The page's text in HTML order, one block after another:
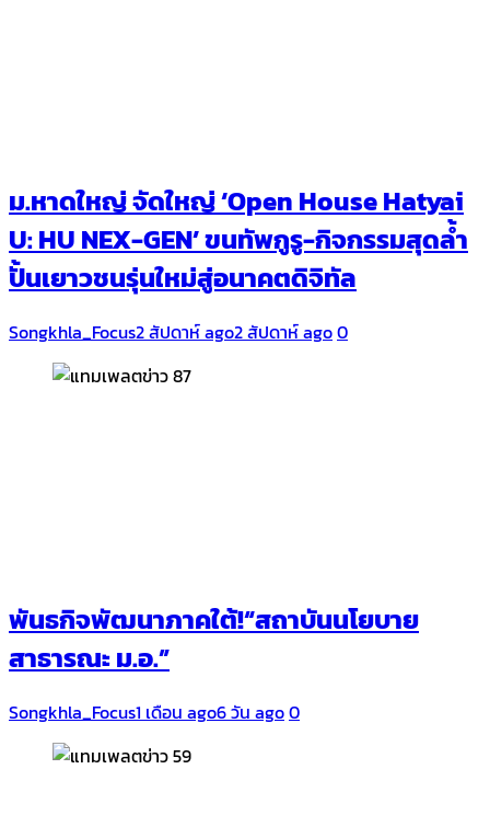
ม.หาดใหญ่ จัดใหญ่ ‘Open House Hatyai
U: HU NEX-GEN’ ขนทัพกูรู-กิจกรรมสุดล้ำ
ปั้นเยาวชนรุ่นใหม่สู่อนาคตดิจิทัล
Songkhla_Focus2 สัปดาห์ ago2 สัปดาห์ ago0
พันธกิจพัฒนาภาคใต้!“สถาบันนโยบาย
สาธารณะ ม.อ.”
Songkhla_Focus1 เดือน ago6 วัน ago0